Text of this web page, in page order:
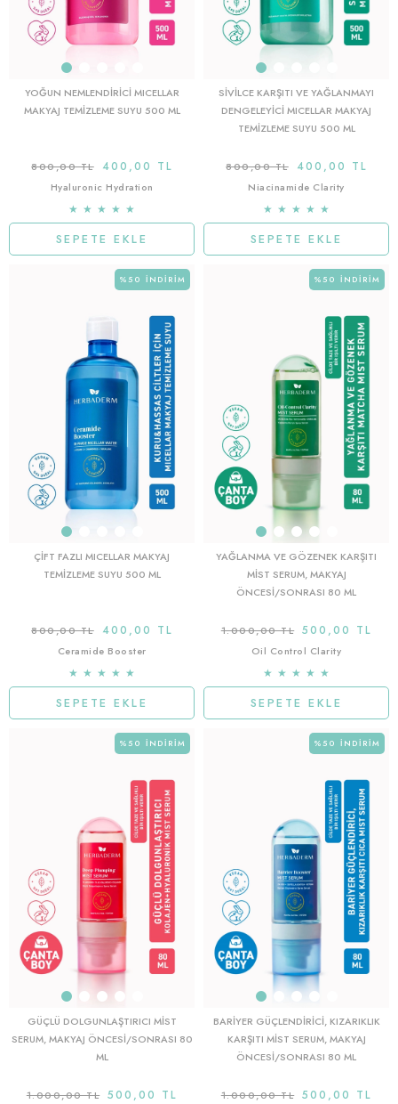
YOĞUN NEMLENDIRICI MICELLAR
MAKYAJ TEMIZLEME SUYU 500 ML
400,00 TL
800,00 TL
Hyaluronic Hydration
★ ★ ★ ★ ★
SEPETE EKLE
SIVILCE KARŞITI VE YAĞLANMAYI
DENGELEYICI MICELLAR MAKYAJ
TEMIZLEME SUYU 500 ML
400,00 TL
800,00 TL
Niacinamide Clarity
★ ★ ★ ★ ★
SEPETE EKLE
ÇIFT FAZLI MICELLAR MAKYAJ
TEMIZLEME SUYU 500 ML
400,00 TL
800,00 TL
Ceramide Booster
★ ★ ★ ★ ★
SEPETE EKLE
%50 İNDIRIM
YAĞLANMA VE GÖZENEK KARŞITI
MIST SERUM, MAKYAJ
ÖNCESI/SONRASI 80 ML
500,00 TL
1.000,00 TL
Oil Control Clarity
★ ★ ★ ★ ★
SEPETE EKLE
%50 İNDIRIM
GÜÇLÜ DOLGUNLAŞTIRICI MIST
SERUM, MAKYAJ ÖNCESI/SONRASI 80
ML
500,00 TL
1.000,00 TL
%50 İNDIRIM
BARIYER GÜÇLENDIRICI, KIZARIKLIK
KARŞITI MIST SERUM, MAKYAJ
ÖNCESI/SONRASI 80 ML
500,00 TL
1.000,00 TL
%50 İNDIRIM